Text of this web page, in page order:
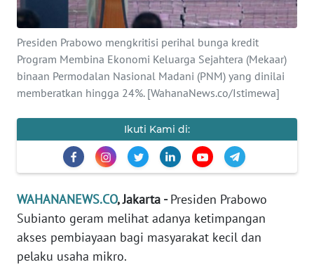
Presiden Prabowo mengkritisi perihal bunga kredit
Program Membina Ekonomi Keluarga Sejahtera (Mekaar)
binaan Permodalan Nasional Madani (PNM) yang dinilai
memberatkan hingga 24%. [WahanaNews.co/Istimewa]
Ikuti Kami di:
WAHANANEWS.CO, Jakarta -Presiden Prabowo
Subianto geram melihat adanya ketimpangan
akses pembiayaan bagi masyarakat kecil dan
pelaku usaha mikro.
SERBA-SERBI
PENDIDIKAN
OPINI
Informasi
INDEKS